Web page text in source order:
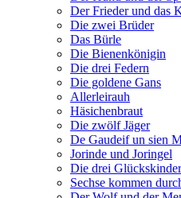
Der Frieder und das
Die zwei Brüder
Das Bürle
Die Bienenkönigin
Die drei Federn
Die goldene Gans
Allerleirauh
Häsichenbraut
Die zwölf Jäger
De Gaudeif un sien
Jorinde und Joringel
Die drei Glückskinder
Sechse kommen